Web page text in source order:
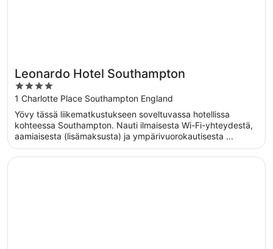
Leonardo Hotel Southampton
4
out
of
5
1 Charlotte Place Southampton England
Yövy tässä liikematkustukseen soveltuvassa hotellissa
kohteessa Southampton. Nauti ilmaisesta Wi-Fi-yhteydestä,
aamiaisesta (lisämaksusta) ja ympärivuorokautisesta ...
Avautuu uuteen ikkunaan
Leonardo Royal Southampton Grand Harbour